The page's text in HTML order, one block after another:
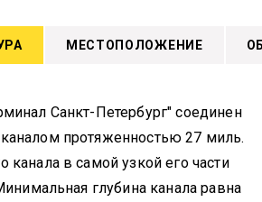
МЕСТОПОЛОЖЕНИЕ
Санкт-Петербург" соединен
протяженностью 27 миль.
канала в самой узкой его части
глубина канала равна